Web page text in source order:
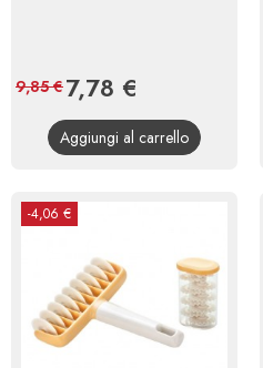
Prezzo
7,78 €
base
9,85 €
Aggiungi al carrello
-4,06 €